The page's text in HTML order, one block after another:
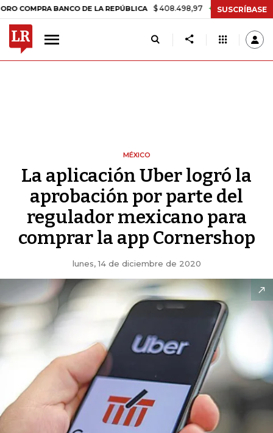
BANCO DE LA REPÚBLICA $ 408.498,97 +$ 8.753,81 +2,19%
SUSCRÍBASE
MÉXICO
La aplicación Uber logró la
aprobación por parte del
regulador mexicano para
comprar la app Cornershop
lunes, 14 de diciembre de 2020